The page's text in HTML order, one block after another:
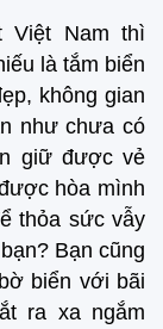
Việt Nam thì
là tắm biển
không gian
như chưa có
giữ được vẻ
hòa mình
thỏa sức vẫy
Bạn cũng
biển với bãi
ra xa ngắm